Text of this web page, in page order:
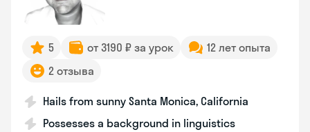
5 от 3190 ₽ за урок
12 лет опыта
2 отзыва
Hails from sunny Santa Monica, California
Possesses a background in linguistics